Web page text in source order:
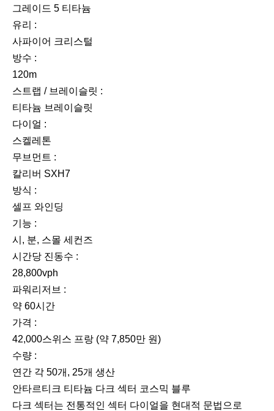
그레이드 5 티타늄
유리 :
사파이어 크리스털
방수 :
120m
스트랩 / 브레이슬릿 :
티타늄 브레이슬릿
다이얼 :
스켈레톤
무브먼트 :
칼리버 SXH7
방식 :
셀프 와인딩
기능 :
시, 분, 스몰 세컨즈
시간당 진동수 :
28,800vph
파워리저브 :
약 60시간
가격 :
42,000스위스 프랑 (약 7,850만 원)
수량 :
연간 각 50개, 25개 생산
안타르티크 티타늄 다크 섹터 코스믹 블루
다크 섹터는 전통적인 섹터 다이얼을 현대적 문법으로